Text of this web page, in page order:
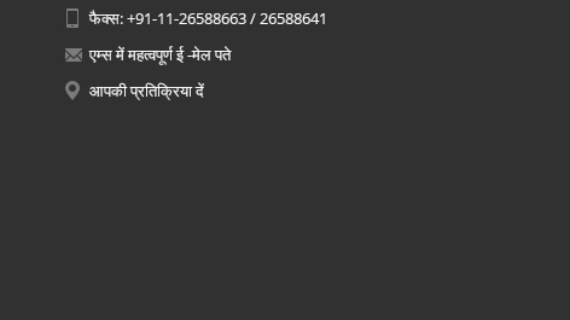
फैक्स: +91-11-26588663 / 26588641
एम्स में महत्वपूर्ण ई -मेल पते
आपकी प्रतिक्रिया दें